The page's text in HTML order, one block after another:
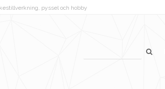
pyssel och hobby